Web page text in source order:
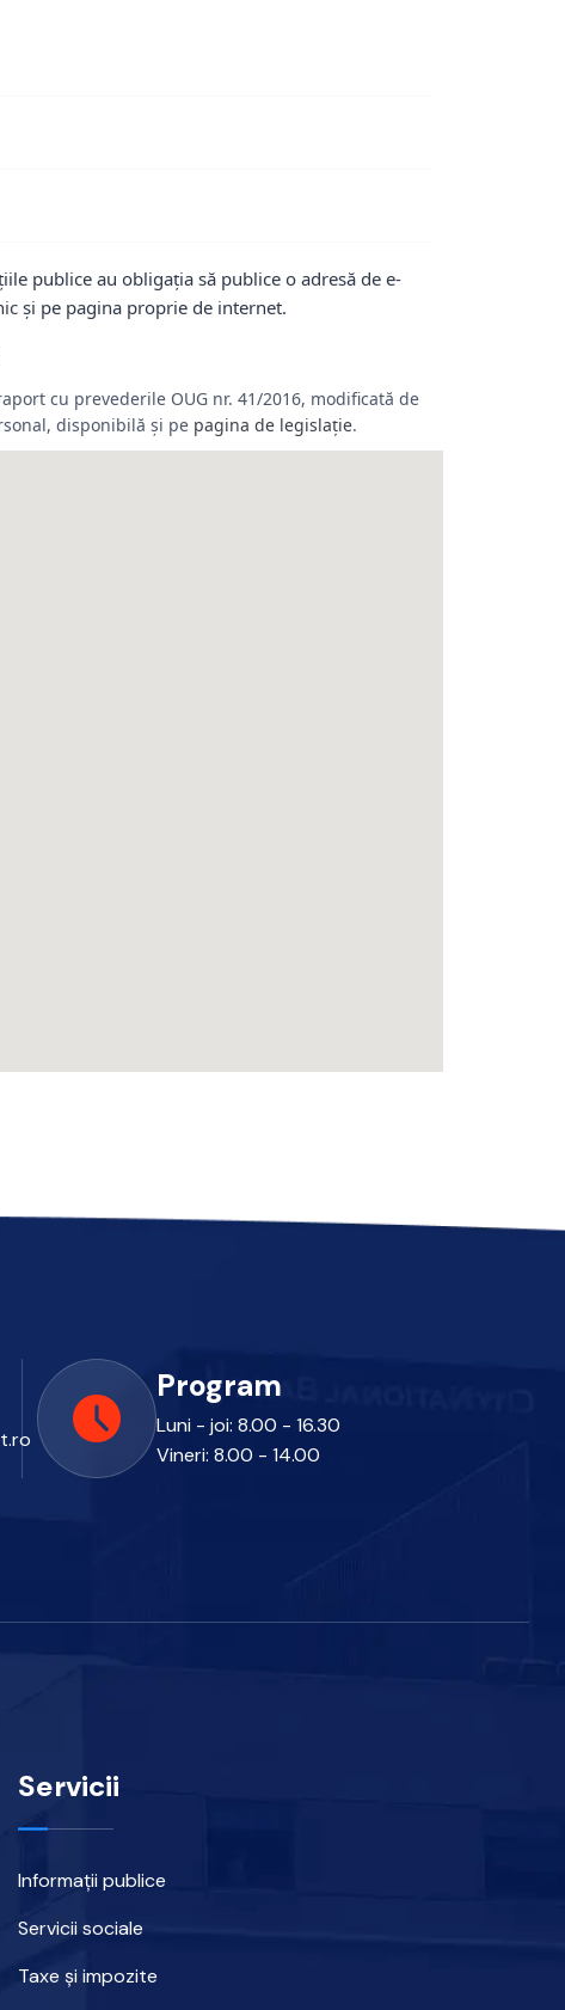
publice au obligația să publice o adresă de e-
și pe pagina proprie de internet.
cu prevederile OUG nr. 41/2016, modificată de
disponibilă și pe pagina de legislație.
Program
Luni - joi: 8.00 - 16.30
Vineri: 8.00 - 14.00
Servicii
Informații publice
Servicii sociale
Taxe și impozite